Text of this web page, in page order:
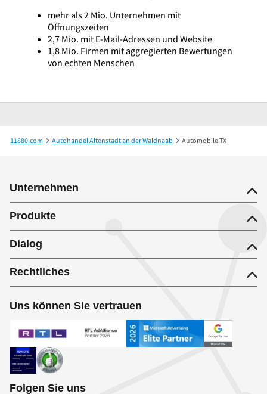
mehr als 2 Mio. Unternehmen mit
Öffnungszeiten
2,7 Mio. mit E-Mail-Adressen und Website
1,8 Mio. Firmen mit aggregierten Bewertungen
von echten Menschen
11880.com Autohandel Altenstadt an der Waldnaab Automobile TX
Unternehmen
Produkte
Dialog
Rechtliches
Uns können Sie vertrauen
Folgen Sie uns